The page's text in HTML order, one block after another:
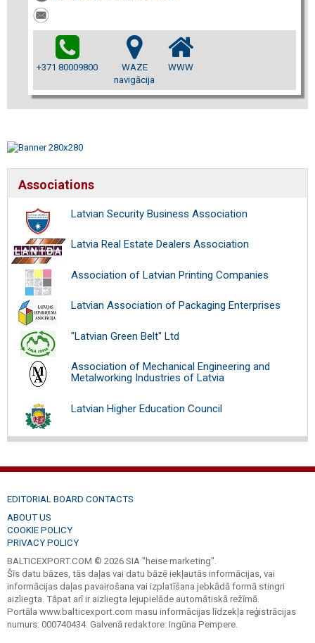
+371 80009800
WAZE
navigācija
WWW
Associations
Latvian Security Business Association
Latvia Real Estate Dealers Association
Association of Latvian Printing Companies
Latvian Association of Packaging Enterprises
"Latvian Green Belt" Ltd
Association of Mechanical Engineering and
Metalworking Industries of Latvia
Latvian Higher Education Council
EDITORIAL BOARD CONTACTS
ABOUT US
COOKIE POLICY
PRIVACY POLICY
BALTICEXPORT.COM © 2026 SIA "heise marketing".
Šīs datu bāzes, tās daļas vai datu bāzē iekļautās informācijas, vai
informācijas daļas pavairošana vai izplatīšana jebkādā formā stingri
aizliegta. Tāpat arī ir aizliegta lejupielāde automātiskā režīmā.
Portāla www.balticexport.com masu informācijas līdzekļa reģistrācijas
numurs: 000740434. Galvenā redaktore: Ingūna Pempere.